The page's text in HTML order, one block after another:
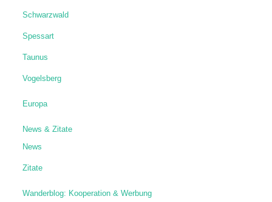
Schwarzwald
Spessart
Taunus
Vogelsberg
Europa
News & Zitate
News
Zitate
Wanderblog: Kooperation & Werbung